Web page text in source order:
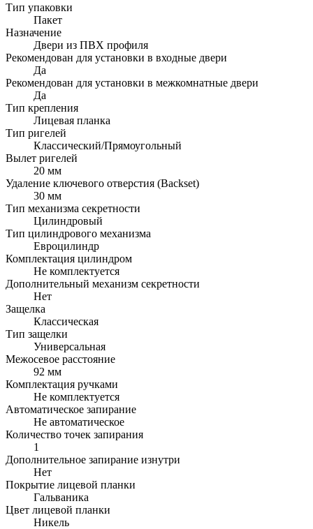
Тип упаковки
Пакет
Назначение
Двери из ПВХ профиля
Рекомендован для установки в входные двери
Да
Рекомендован для установки в межкомнатные двери
Да
Тип крепления
Лицевая планка
Тип ригелей
Классический/Прямоугольный
Вылет ригелей
20 мм
Удаление ключевого отверстия (Backset)
30 мм
Тип механизма секретности
Цилиндровый
Тип цилиндрового механизма
Евроцилиндр
Комплектация цилиндром
Не комплектуется
Дополнительный механизм секретности
Нет
Защелка
Классическая
Тип защелки
Универсальная
Межосевое расстояние
92 мм
Комплектация ручками
Не комплектуется
Автоматическое запирание
Не автоматическое
Количество точек запирания
1
Дополнительное запирание изнутри
Нет
Покрытие лицевой планки
Гальваника
Цвет лицевой планки
Никель